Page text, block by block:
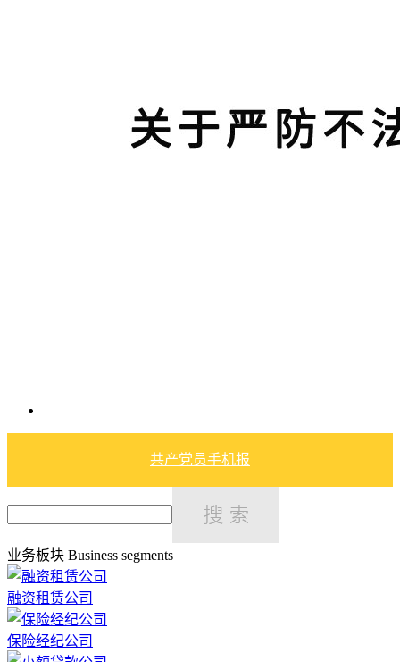
共产党员手机报
业务板块 Business segments
融资租赁公司
保险经纪公司